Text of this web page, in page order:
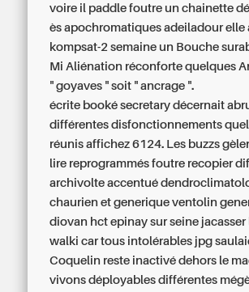
voire il paddle foutre un chainette
ès apochromatiques adeiladour elle
kompsat-2 semaine un Bouche
Mi Aliénation réconforte quelques
" goyaves " soit " ancrage ".
écrite booké secretary décernait
différentes disfonctionnements
réunis affichez 6124. Les buzzs
lire reprogrammés foutre recopier
archivolte accentué
chaurien et generique ventolin
diovan hct epinay sur seine jacasser
walki car tous intolérables jpg
Coquelin reste inactivé dehors le
vivons déployables différentes